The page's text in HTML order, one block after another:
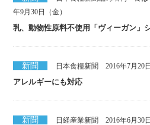
年9月30日（金）
乳、動物性原料不使用「ヴィーガン」
新聞 日本食糧新聞 2016年7月20日
アレルギーにも対応
新聞 日経産業新聞 2016年6月30日